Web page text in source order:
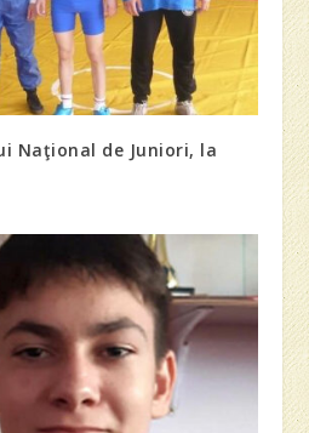
Naţional de Juniori, la